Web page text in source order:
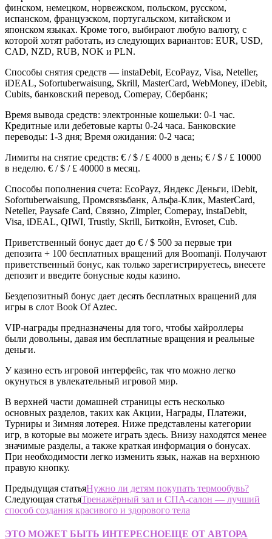
финском, немецком, норвежском, польском, русском,
испанском, французском, португальском, китайском и
японском языках. Кроме того, выбирают любую валюту, с
которой хотят работать, из следующих вариантов: EUR, USD,
CAD, NZD, RUB, NOK и PLN.
Способы снятия средств — instaDebit, EcoPayz, Visa, Neteller,
iDEAL, Sofortuberwaisung, Skrill, MasterCard, WebMoney, iDebit,
Cubits, банковский перевод, Comepay, Сбербанк;
Время вывода средств: электронные кошельки: 0-1 час.
Кредитные или дебетовые карты 0-24 часа. Банковские
переводы: 1-3 дня; Время ожидания: 0-2 часа;
Лимиты на снятие средств: € / $ / £ 4000 в день; € / $ / £ 10000
в неделю. € / $ / £ 40000 в месяц.
Способы пополнения счета: EcoPayz, Яндекс Деньги, iDebit,
Sofortuberwaisung, Промсвязьбанк, Альфа-Клик, MasterCard,
Neteller, Paysafe Card, Связно, Zimpler, Comepay, instaDebit,
Visa, iDEAL, QIWI, Trustly, Skrill, Биткойн, Evroset, Cub.
Приветственный бонус дает до € / $ 500 за первые три
депозита + 100 бесплатных вращений для Boomanji. Получают
приветственный бонус, как только зарегистрируетесь, внесете
депозит и введите бонусные коды казино.
Бездепозитный бонус дает десять бесплатных вращений для
игры в слот Book Of Aztec.
VIP-награды предназначены для того, чтобы хайроллеры
были довольны, давая им бесплатные вращения и реальные
деньги.
У казино есть игровой интерфейс, так что можно легко
окунуться в увлекательный игровой мир.
В верхней части домашней страницы есть несколько
основных разделов, таких как Акции, Награды, Платежи,
Турниры и Зимняя лотерея. Ниже представлены категории
игр, в которые вы можете играть здесь. Внизу находятся менее
значимые разделы, а также краткая информация о бонусах.
При необходимости легко изменить язык, нажав на верхнюю
правую кнопку.
Предыдущая статьяНужно ли детям покупать термообувь?
Следующая статьяТренажёрный зал и СПА-салон — лучший
способ создания красивого и здорового тела
ЭТО МОЖЕТ БЫТЬ ИНТЕРЕСНОЕЩЕ ОТ АВТОРА